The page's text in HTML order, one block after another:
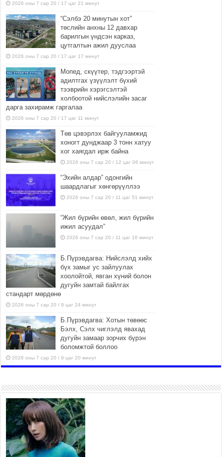
2026 оны 7 сар 20 / 17 цаг 21 минут
“Сэлбэ 20 минутын хот”
төслийн анхны 12 давхар
барилгын үндсэн карказ,
цутгалтын ажил дууслаа
2026 оны 7 сар 20 / 17 цаг 17 минут
Мопед, скүүтер, тэдгээртэй
адилтгах үзүүлэлт бүхий
тээврийн хэрэгсэлтэй
холбоотой нийслэлийн засаг
дарга захирамж гаргалаа
2026 оны 7 сар 20 / 17 цаг 11 минут
Төв цэвэрлэх байгууламжид
хоногт дунджаар 3 тонн хатуу
хог хаягдал ирж байна
2026 оны 7 сар 20 / 12 цаг 06 минут
“Эхийн алдар” одонгийн
шаардлагыг хөнгөрүүллээ
2026 оны 7 сар 20 / 11 цаг 51 минут
“Жил бүрийн өвөл, жил бүрийн
ижил асуудал”
2026 оны 7 сар 20 / 11 цаг 16 минут
Б.Пүрэвдагва: Нийслэлд хийх
бүх замыг ус зайлуулах
хоолойтой, явган хүний болон
дугуйн замтай байлгах
стандарт мөрдөнө
2026 оны 7 сар 20 / 9 цаг 24 минут
Б.Пүрэвдагва: Хотын төвөөс
Бэлх, Сэлх чиглэлд явахад
дугуйн замаар зорчих бүрэн
боломжтой боллоо
2026 оны 7 сар 20 / 9 цаг 20 минут
шугам хоолойн ажил 80
хувьтай үргэлжилж байна
2026 оны 7 сар 20 / 9 цаг 14 минут
Усархаг аадар бороо орж
байгаа тул аюулгүй байдлаа
хангаж, үер усны аюулаас
сэрэмжлэхийг нийслэлийн